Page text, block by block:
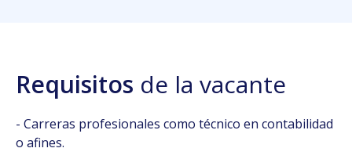
Requisitos de la vacante
- Carreras profesionales como técnico en contabilidad
o afines.